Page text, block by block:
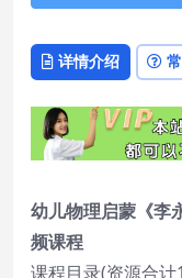
详情介绍
幼儿物理启蒙《李
频课程
课程目录(资源合计